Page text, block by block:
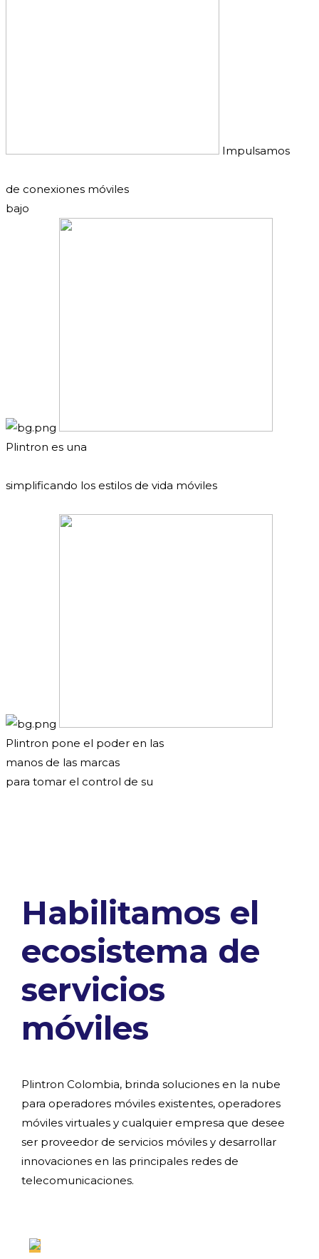
Impulsamos
de conexiones móviles
bajo
Plintron es una
simplificando los estilos de vida móviles
Plintron pone el poder en las
manos de las marcas
para tomar el control de su
Habilitamos el
ecosistema de
servicios
móviles
Plintron Colombia, brinda soluciones en la nube
para operadores móviles existentes, operadores
móviles virtuales y cualquier empresa que desee
ser proveedor de servicios móviles y desarrollar
innovaciones en las principales redes de
telecomunicaciones.